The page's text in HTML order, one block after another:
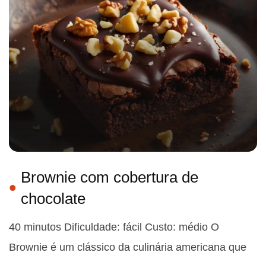
Brownie com cobertura de
chocolate
40 minutos Dificuldade: fácil Custo: médio O
Brownie é um clássico da culinária americana que